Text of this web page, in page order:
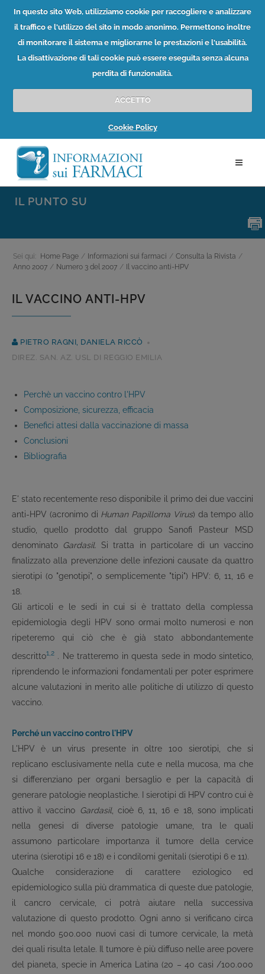
In questo sito Web, utilizziamo cookie per raccogliere e analizzare
il traffico e l'utilizzo del sito in modo anonimo. Permettono inoltre
di monitorare il sistema e migliorarne le prestazioni e l'usabilità.
La disattivazione di tali cookie può essere eseguita senza alcuna
perdita di funzionalità.
ACCETTO
Cookie Policy
IL PUNTO SU
Sei qui: Home Page / Informazioni sui farmaci / Consulta la Rivista /
Anno 2007 / Numero 3 del 2007 / Il vaccino anti-HPV
IL VACCINO ANTI-HPV
PIETRO RAGNI, DANIELA RICCÒ
DIREZ. SAN. AZ. USL DI REGGIO EMILIA
Perchè un vaccino contro l'HPV
Composizione, sicurezza, efficacia
Benefici attesi dalla vaccinazione di massa
Conclusioni
Bibliografia
E' stato recentemente reso disponibile il primo dei due vaccini
anti-HPV (acronimo di Human Papilloma Virus) da tempo allo
studio, quello prodotto dal gruppo Sanofi Pasteur MSD
denominato Gardasil. Si tratta in particolare di un vaccino
finalizzato alla prevenzione delle infezioni causate da quattro
sierotipi (o "genotipi", o semplicemente "tipi") HPV: 6, 11, 16 e
18.
Gli articoli e le sedi in cui si è trattato della complessa
epidemiologia degli HPV sono ormai molto numerosi e non
ripeteremo qui ciò che è già stato abbondantemente
descritto1,2 . Ne tratteremo in questa sede in modo sintetico,
riprendendo le informazioni fondamentali per poter esprimere
alcune valutazioni in merito alle politiche di utilizzo di questo
vaccino.
Perché un vaccino contro l'HPV
L'HPV è un virus presente in oltre 100 sierotipi, che si
replicano esclusivamente nella cute e nella mucosa, ma che
si differenziano per organi bersaglio e per la capacità di
generare patologie neoplastiche. I sierotipi di HPV contro cui è
attivo il vaccino Gardasil, cioè 6, 11, 16 e 18, sono implicati
nella genesi di diverse patologie umane, tra le quali
assumono particolare importanza il tumore della cervice
uterina (sierotipi 16 e 18) e i condilomi genitali (sierotipi 6 e 11).
Qualche considerazione di carattere eziologico ed
epidemiologico sulla più drammatica di queste due patologie,
il cancro cervicale, ci potrà aiutare nella successiva
valutazione di questo prodotto. Ogni anno si verificano circa
nel mondo 500.000 nuovi casi di tumore cervicale, la metà
dei quali risulta letale. Il tumore è più diffuso nelle aree povere
del pianeta, specie in America Latina (20 – 40 casi /100.000